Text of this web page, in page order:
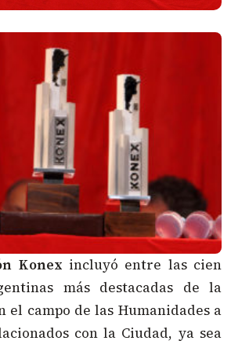
Konex incluyó entre las cien
más destacadas de la
el campo de las Humanidades a
con la Ciudad, ya sea